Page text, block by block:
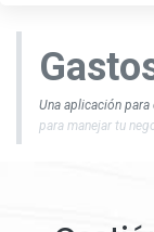
Una aplicación para
para manejar tu